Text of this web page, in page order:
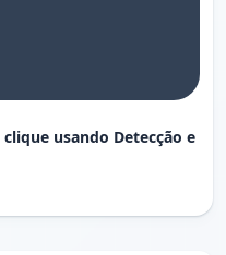
usando Detecção e